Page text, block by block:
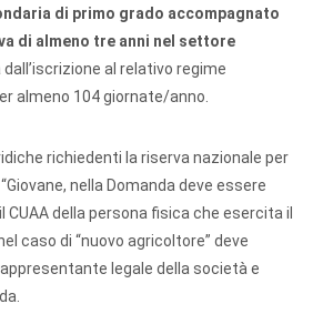
di primo grado accompagnato
di almeno tre anni nel settore
al relativo regime
almeno 104 giornate/anno.
richiedenti la riserva nazionale per
nella Domanda deve essere
della persona fisica che esercita il
caso di “nuovo agricoltore” deve
legale della società e